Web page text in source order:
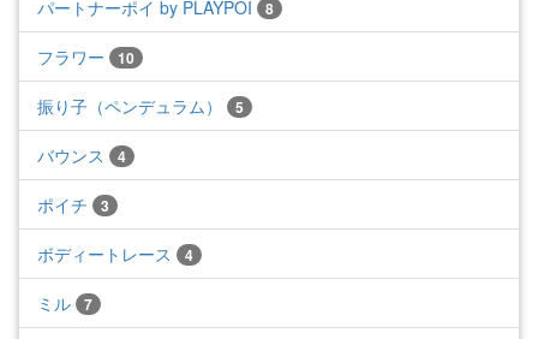
パートナーポイ by PLAYPOI 8
フラワー 10
振り子（ペンデュラム） 5
バウンス 4
ポイチ 3
ボディートレース 4
ミル 7